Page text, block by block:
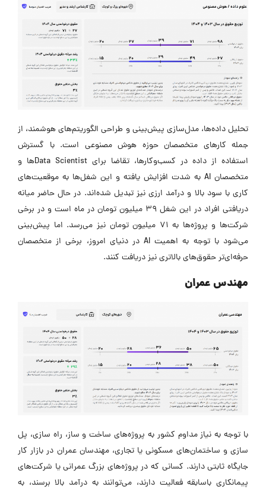
تحلیل داده‌ها، مدل‌سازی پیش‌بینی و طراحی الگوریتم‌های هوشمند، از
جمله کارهای متخصصان حوزه هوش مصنوعی است. با گسترش
استفاده از داده در کسب‌وکارها، تقاضا برای Data Scientistها و
متخصصان AI به شدت افزایش یافته و این شغل‌ها به موقعیت‌های
کاری با سود بالا و درآمد ارزی نیز تبدیل شده‌اند. در حال حاضر میانه
دریافتی افراد در این شغل ۳۹ میلیون تومان در ماه است و در برخی
شرکت‌ها و پروژه‌ها به ۷۱ میلیون تومان نیز می‌رسد. اما پیش‌بینی
می‌شود با توجه به اهمیت AI در دنیای امروز، برخی از متخصصان
حرفه‌ای‌تر حقوق‌های بالاتری نیز دریافت کنند.
مهندس عمران
با توجه به نیاز مداوم کشور به پروژه‌های ساخت‌ و ساز، راه‌ سازی، پل‌
سازی و ساختمان‌های مسکونی یا تجاری، مهندسان عمران در بازار کار
جایگاه ثابتی دارند. کسانی که در پروژه‌های بزرگ عمرانی یا شرکت‌های
پیمانکاری باسابقه فعالیت دارند، می‌توانند به درآمد بالا برسند، به‌